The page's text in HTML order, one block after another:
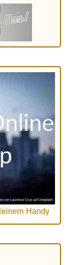
Handy